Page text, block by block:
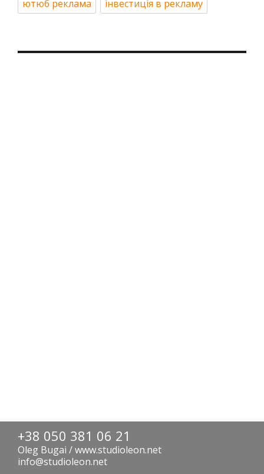
ютюб реклама
інвестиція в рекламу
+38 050 381 06 21
Oleg Bugai / www.studioleon.net
info@studioleon.net